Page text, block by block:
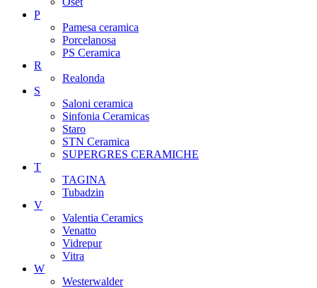
P
Pamesa ceramica
Porcelanosa
PS Ceramica
R
Realonda
S
Saloni ceramica
Sinfonia Ceramicas
Staro
STN Ceramica
SUPERGRES CERAMICHE
T
TAGINA
Tubadzin
V
Valentia Ceramics
Venatto
Vidrepur
Vitra
W
Westerwalder